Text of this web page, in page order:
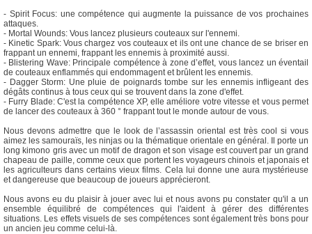
- Spirit Focus: une compétence qui augmente la puissance de vos prochaines
attaques.
- Mortal Wounds: Vous lancez plusieurs couteaux sur l'ennemi.
- Kinetic Spark: Vous chargez vos couteaux et ils ont une chance de se briser en
frappant un ennemi, frappant les ennemis à proximité aussi.
- Blistering Wave: Principale compétence à zone d’effet, vous lancez un éventail
de couteaux enflammés qui endommagent et brûlent les ennemis.
- Dagger Storm: Une pluie de poignards tombe sur les ennemis infligeant des
dégâts continus à tous ceux qui se trouvent dans la zone d'effet.
- Furry Blade: C'est la compétence XP, elle améliore votre vitesse et vous permet
de lancer des couteaux à 360 ° frappant tout le monde autour de vous.
Nous devons admettre que le look de l’assassin oriental est très cool si vous
aimez les samouraïs, les ninjas ou la thématique orientale en général. Il porte un
long kimono gris avec un motif de dragon et son visage est couvert par un grand
chapeau de paille, comme ceux que portent les voyageurs chinois et japonais et
les agriculteurs dans certains vieux films. Cela lui donne une aura mystérieuse
et dangereuse que beaucoup de joueurs apprécieront.
Nous avons eu du plaisir à jouer avec lui et nous avons pu constater qu'il a un
ensemble équilibré de compétences qui l'aident à gérer des différentes
situations. Les effets visuels de ses compétences sont également très bons pour
un ancien jeu comme celui-là.